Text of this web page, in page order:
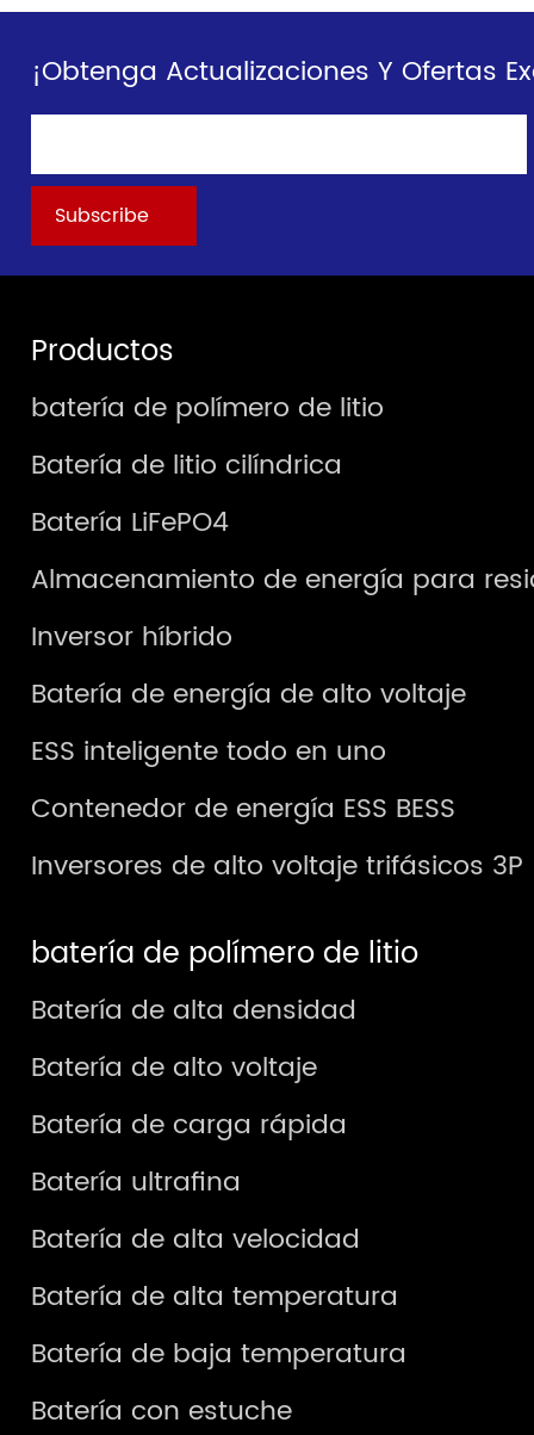
¡Obtenga Actualizaciones Y Ofertas
Productos
batería de polímero de litio
Batería de litio cilíndrica
Batería LiFePO4
Almacenamiento de energía para
Inversor híbrido
Batería de energía de alto voltaje
ESS inteligente todo en uno
Contenedor de energía ESS BESS
Inversores de alto voltaje trifásicos 3P
batería de polímero de litio
Batería de alta densidad
Batería de alto voltaje
Batería de carga rápida
Batería ultrafina
Batería de alta velocidad
Batería de alta temperatura
Batería de baja temperatura
Batería con estuche